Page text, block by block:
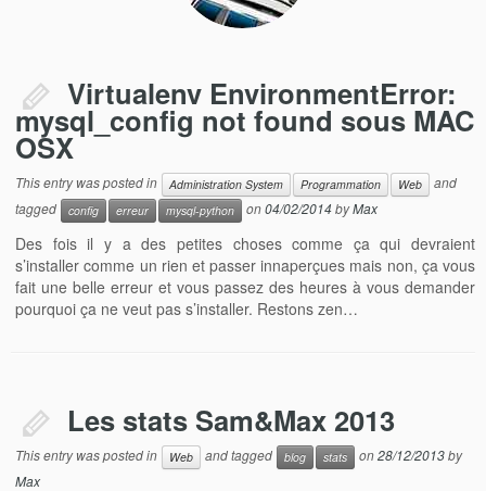
Virtualenv EnvironmentError:
mysql_config not found sous MAC
OSX
This entry was posted in Administration System Programmation Web
and
tagged
config erreur mysql-python on04/02/2014byMax
Des fois il y a des petites choses comme ça qui devraient
s’installer comme un rien et passer innaperçues mais non, ça vous
fait une belle erreur et vous passez des heures à vous demander
pourquoi ça ne veut pas s’installer. Restons zen…
Les stats Sam&Max 2013
This entry was posted in Web and tagged blog stats on28/12/2013by
Max